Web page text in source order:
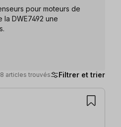
pour moteurs de
DWE7492 une
8 articles trouvés Filtrer et trier